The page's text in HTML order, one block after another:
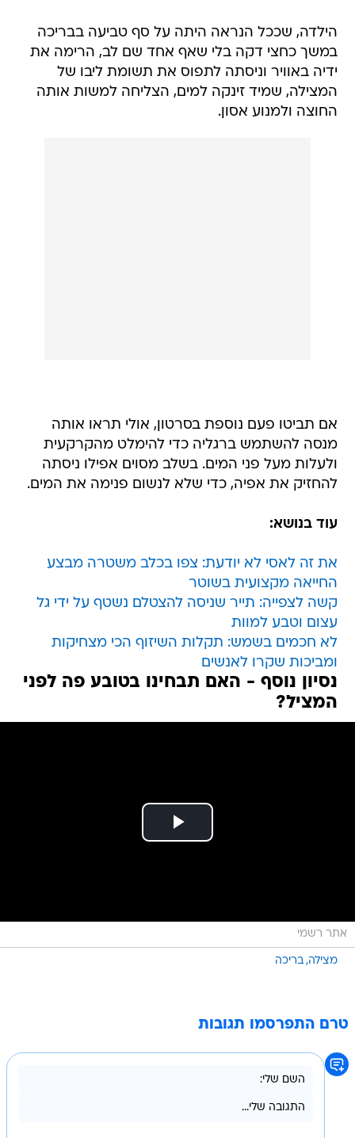
הילדה, שככל הנראה היתה על סף טביעה בבריכה
במשך כחצי דקה בלי שאף אחד שם לב, הרימה את
ידיה באוויר וניסתה לתפוס את תשומת ליבו של
המצילה, שמיד זינקה למים, הצליחה למשות אותה
החוצה ולמנוע אסון.
אם תביטו פעם נוספת בסרטון, אולי תראו אותה
מנסה להשתמש ברגליה כדי להימלט מהקרקעית
ולעלות מעל פני המים. בשלב מסוים אפילו ניסתה
להחזיק את אפיה, כדי שלא לנשום פנימה את המים.
עוד בנושא:
את זה לאסי לא יודעת: צפו בכלב משטרה מבצע
החייאה מקצועית בשוטר
קשה לצפייה: תייר שניסה להצטלם נשטף על ידי גל
עצום וטבע למוות
לא חכמים בשמש: תקלות השיזוף הכי מצחיקות
ומביכות שקרו לאנשים
נסיון נוסף - האם תבחינו בטובע פה לפני
המציל?
אתר רשמי
מצילה בריכה
טרם התפרסמו תגובות